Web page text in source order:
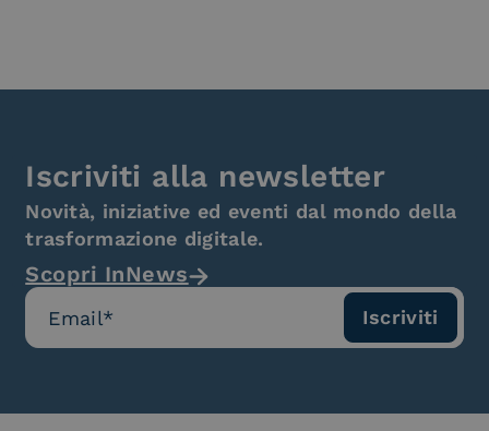
Iscriviti alla newsletter
Novità, iniziative ed eventi dal mondo della
trasformazione digitale.
Scopri InNews